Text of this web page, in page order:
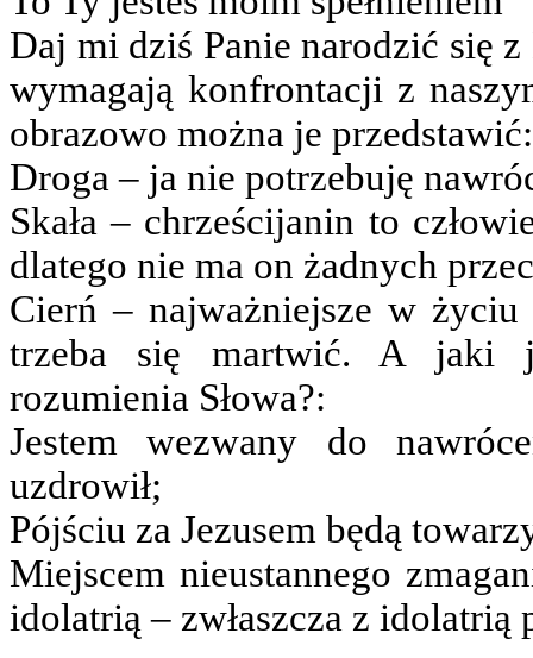
Daj mi dziś Panie narodzić się
wymagają konfrontacji z
obrazowo można je przedstawić:
Droga – ja nie potrzebuję
Skała – chrześcijanin to
dlatego nie ma on żadnych
Cierń – najważniejsze w
trzeba się martwić. A jaki
rozumienia Słowa?:
Jestem wezwany do
uzdrowił;
Pójściu za Jezusem będą
Miejscem nieustannego
idolatrią – zwłaszcza z idolatrią